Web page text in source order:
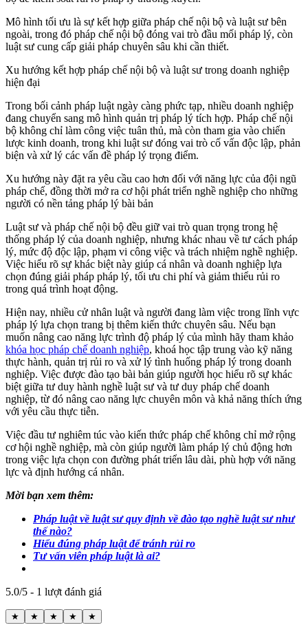
Mô hình tối ưu là sự kết hợp giữa pháp chế nội bộ và luật sư bên
ngoài, trong đó pháp chế nội bộ đóng vai trò đầu mối pháp lý, còn
luật sư cung cấp giải pháp chuyên sâu khi cần thiết.
Xu hướng kết hợp pháp chế nội bộ và luật sư trong doanh nghiệp
hiện đại
Trong bối cảnh pháp luật ngày càng phức tạp, nhiều doanh nghiệp
đang chuyển sang mô hình quản trị pháp lý tích hợp. Pháp chế nội
bộ không chỉ làm công việc tuân thủ, mà còn tham gia vào chiến
lược kinh doanh, trong khi luật sư đóng vai trò cố vấn độc lập, phản
biện và xử lý các vấn đề pháp lý trọng điểm.
Xu hướng này đặt ra yêu cầu cao hơn đối với năng lực của đội ngũ
pháp chế, đồng thời mở ra cơ hội phát triển nghề nghiệp cho những
người có nền tảng pháp lý bài bản
Luật sư và pháp chế nội bộ đều giữ vai trò quan trọng trong hệ
thống pháp lý của doanh nghiệp, nhưng khác nhau về tư cách pháp
lý, mức độ độc lập, phạm vi công việc và trách nhiệm nghề nghiệp.
Việc hiểu rõ sự khác biệt này giúp cá nhân và doanh nghiệp lựa
chọn đúng giải pháp pháp lý, tối ưu chi phí và giảm thiểu rủi ro
trong quá trình hoạt động.
Hiện nay, nhiều cử nhân luật và người đang làm việc trong lĩnh vực
pháp lý lựa chọn trang bị thêm kiến thức chuyên sâu. Nếu bạn
muốn nâng cao năng lực trình độ pháp lý của mình hãy tham khảo
khóa học pháp chế doanh nghiệp, khoá học tập trung vào kỹ năng
thực hành, quản trị rủi ro và xử lý tình huống pháp lý trong doanh
nghiệp. Việc được đào tạo bài bản giúp người học hiểu rõ sự khác
biệt giữa tư duy hành nghề luật sư và tư duy pháp chế doanh
nghiệp, từ đó nâng cao năng lực chuyên môn và khả năng thích ứng
với yêu cầu thực tiễn.
Việc đầu tư nghiêm túc vào kiến thức pháp chế không chỉ mở rộng
cơ hội nghề nghiệp, mà còn giúp người làm pháp lý chủ động hơn
trong việc lựa chọn con đường phát triển lâu dài, phù hợp với năng
lực và định hướng cá nhân.
Mời bạn xem thêm:
Pháp luật về luật sư quy định về đào tạo nghề luật sư như
thế nào?
Hiểu đúng pháp luật để tránh rủi ro
Tư vấn viên pháp luật là ai?
5.0/5 - 1 lượt đánh giá
★ ★ ★ ★ ★